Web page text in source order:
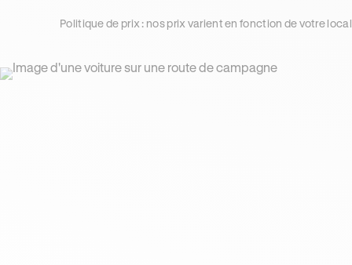
Politique de prix : nos prix varient en fonction de votre